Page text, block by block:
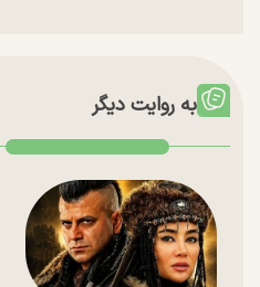
به روایت دیگر